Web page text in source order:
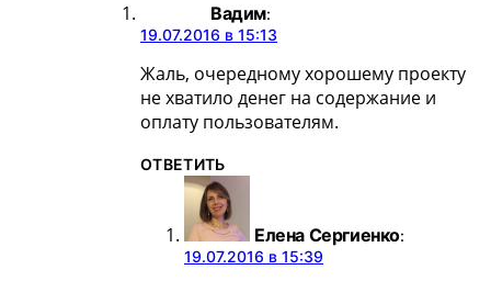
Вадим:
19.07.2016 в 15:13
Жаль, очередному хорошему проекту
не хватило денег на содержание и
оплату пользователям.
ОТВЕТИТЬ
Елена Сергиенко:
19.07.2016 в 15:39